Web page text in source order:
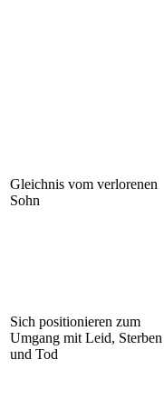
Gleichnis vom verlorenen
Sohn
Sich positionieren zum
Umgang mit Leid, Sterben
und Tod